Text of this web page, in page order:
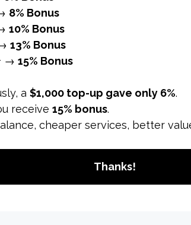
Drop] [30 Days Refill ♻️]
No Drop] [30 Days Refill
No Drop] [30 Days Refill
No Drop] [30 Days Refill ♻️]
[Almost No Drop] [30 Days
[Almost No Drop] [30 Days Re